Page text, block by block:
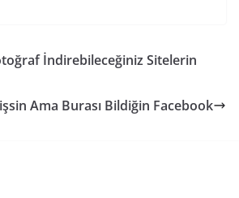
İndirebileceğiniz Sitelerin
Ama Burası Bildiğin Facebook